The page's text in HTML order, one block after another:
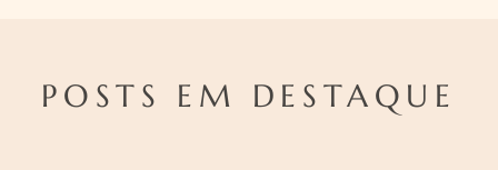
POSTS EM DESTAQUE